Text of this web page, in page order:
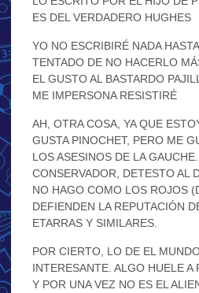
ES DEL VERDADERO HUGHES
YO NO ESCRIBIRÉ NADA
TENTADO DE NO HACERLO
EL GUSTO AL BASTARDO
ME IMPERSONA RESISTIRÉ
AH, OTRA COSA, YA QUE
GUSTA PINOCHET, PERO ME
LOS ASESINOS DE LA
CONSERVADOR, DETESTO AL
NO HAGO COMO LOS ROJOS
DEFIENDEN LA REPUTACIÓN
ETARRAS Y SIMILARES.
POR CIERTO, LO DE EL
INTERESANTE. ALGO HUELE A
Y POR UNA VEZ NO ES EL